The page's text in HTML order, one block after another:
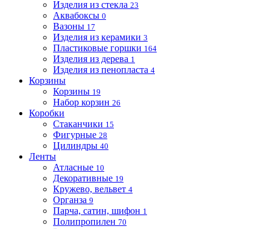
Изделия из стекла 23
Аквабоксы 0
Вазоны 17
Изделия из керамики 3
Пластиковые горшки 164
Изделия из дерева 1
Изделия из пенопласта 4
Корзины
Корзины 19
Набор корзин 26
Коробки
Стаканчики 15
Фигурные 28
Цилиндры 40
Ленты
Атласные 10
Декоративные 19
Кружево, вельвет 4
Органза 9
Парча, сатин, шифон 1
Полипропилен 70